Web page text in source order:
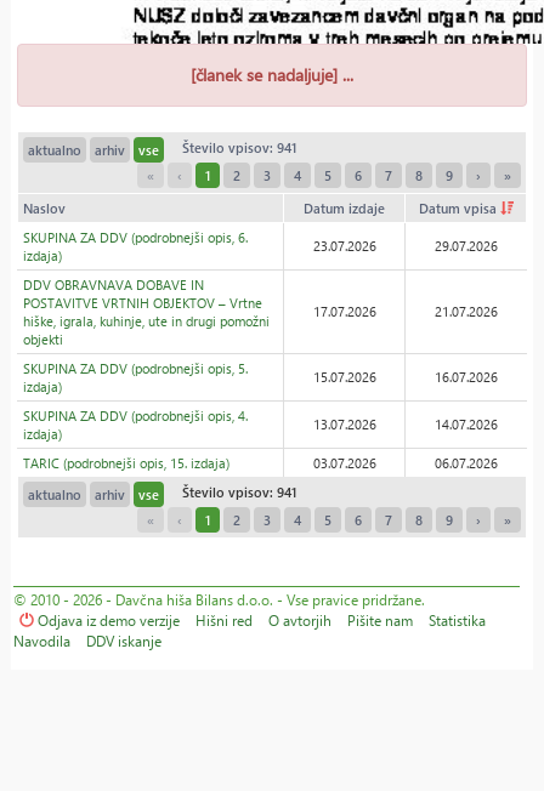
[članek se nadaljuje] ...
aktualno arhiv vse
Število vpisov: 941
«
‹ 1 2 3 4 5 6 7 8 9 › »
Naslov Datum izdaje
Datum vpisa
SKUPINA ZA DDV (podrobnejši opis, 6.
izdaja)
23.07.2026 29.07.2026
DDV OBRAVNAVA DOBAVE IN
POSTAVITVE VRTNIH OBJEKTOV – Vrtne
hiške, igrala, kuhinje, ute in drugi pomožni
objekti
17.07.2026 21.07.2026
SKUPINA ZA DDV (podrobnejši opis, 5.
izdaja)
15.07.2026 16.07.2026
SKUPINA ZA DDV (podrobnejši opis, 4.
izdaja)
13.07.2026 14.07.2026
TARIC (podrobnejši opis, 15. izdaja) 03.07.2026
06.07.2026
aktualno
arhiv vse
Število vpisov: 941
«
‹ 1 2 3 4 5 6 7 8 9 › »
© 2010 - 2026 - Davčna hiša Bilans d.o.o. - Vse pravice pridržane.
Odjava iz demo verzije
Hišni red O avtorjih Pišite nam
Statistika
Navodila
DDV iskanje